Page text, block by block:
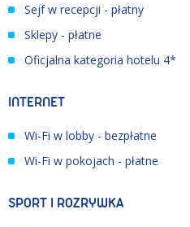
Sejf w recepcji - płatny
Sklepy - płatne
Oficjalna kategoria hotelu 4*
INTERNET
Wi-Fi w lobby - bezpłatne
Wi-Fi w pokojach - płatne
SPORT I ROZRYWKA